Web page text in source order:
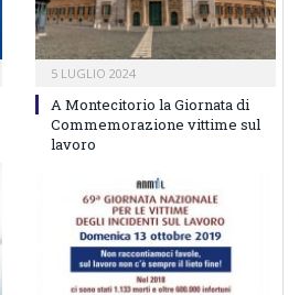
5 LUGLIO 2024
A Montecitorio la Giornata di
Commemorazione vittime sul
lavoro